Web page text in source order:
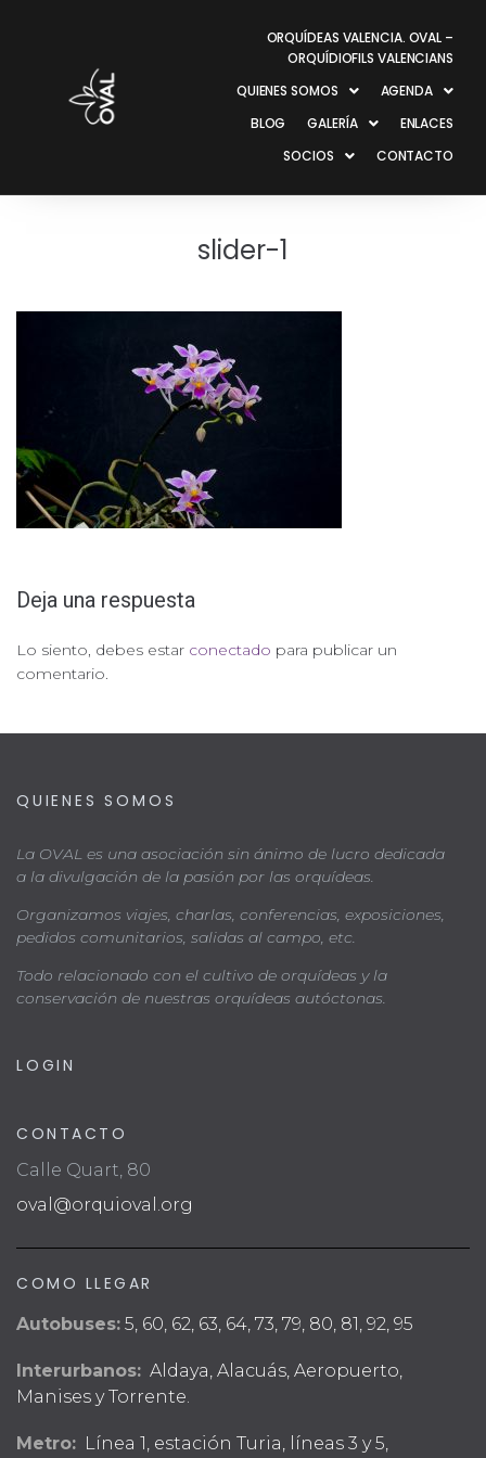
ORQUÍDEAS VALENCIA. OVAL –
ORQUÍDIOFILS VALENCIANS
QUIENES SOMOS
AGENDA
BLOG
GALERÍA
ENLACES
SOCIOS
CONTACTO
slider-1
Deja una respuesta
Lo siento, debes estar conectado para publicar un
comentario.
QUIENES SOMOS
La OVAL es una asociación sin ánimo de lucro dedicada
a la divulgación de la pasión por las orquídeas.
Organizamos viajes, charlas, conferencias, exposiciones,
pedidos comunitarios, salidas al campo, etc.
Todo relacionado con el cultivo de orquídeas y la
conservación de nuestras orquídeas autóctonas.
LOGIN
CONTACTO
Calle Quart, 80
oval@orquioval.org
COMO LLEGAR
Autobuses: 5, 60, 62, 63, 64, 73, 79, 80, 81, 92, 95
Interurbanos: Aldaya, Alacuás, Aeropuerto,
Manises y Torrente.
Metro: Línea 1, estación Turia, líneas 3 y 5,